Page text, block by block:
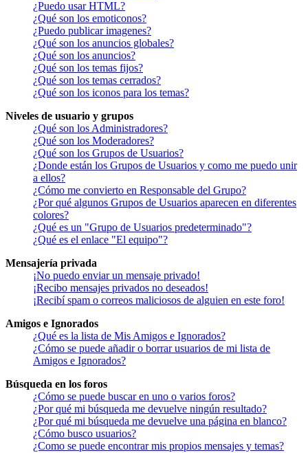
¿Puedo usar HTML?
¿Qué son los emoticonos?
¿Puedo publicar imagenes?
¿Qué son los anuncios globales?
¿Qué son los anuncios?
¿Qué son los temas fijos?
¿Qué son los temas cerrados?
¿Qué son los iconos para los temas?
Niveles de usuario y grupos
¿Qué son los Administradores?
¿Qué son los Moderadores?
¿Qué son los Grupos de Usuarios?
¿Donde están los Grupos de Usuarios y como me puedo unir
a ellos?
¿Cómo me convierto en Responsable del Grupo?
¿Por qué algunos Grupos de Usuarios aparecen en diferentes
colores?
¿Qué es un "Grupo de Usuarios predeterminado"?
¿Qué es el enlace "El equipo"?
Mensajería privada
¡No puedo enviar un mensaje privado!
¡Recibo mensajes privados no deseados!
¡Recibí spam o correos maliciosos de alguien en este foro!
Amigos e Ignorados
¿Qué es la lista de Mis Amigos e Ignorados?
¿Cómo se puede añadir o borrar usuarios de mi lista de
Amigos e Ignorados?
Búsqueda en los foros
¿Cómo se puede buscar en uno o varios foros?
¿Por qué mi búsqueda me devuelve ningún resultado?
¿Por qué mi búsqueda me devuelve una página en blanco?
¿Cómo busco usuarios?
¿Como se puede encontrar mis propios mensajes y temas?